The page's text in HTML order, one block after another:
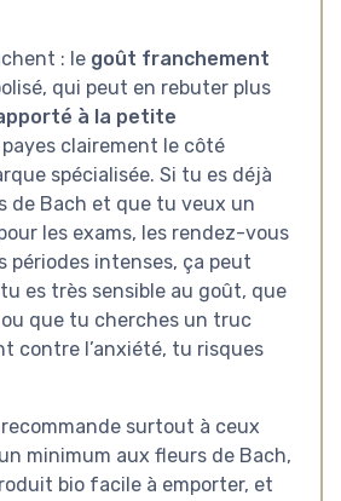
: le goût franchement
qui peut en rebuter plus
à la petite
payes clairement le côté
spécialisée. Si tu es déjà
de Bach et que tu veux un
les exams, les rendez-vous
périodes intenses, ça peut
es très sensible au goût, que
ou que tu cherches un truc
contre l’anxiété, tu risques
recommande surtout à ceux
minimum aux fleurs de Bach,
bio facile à emporter, et